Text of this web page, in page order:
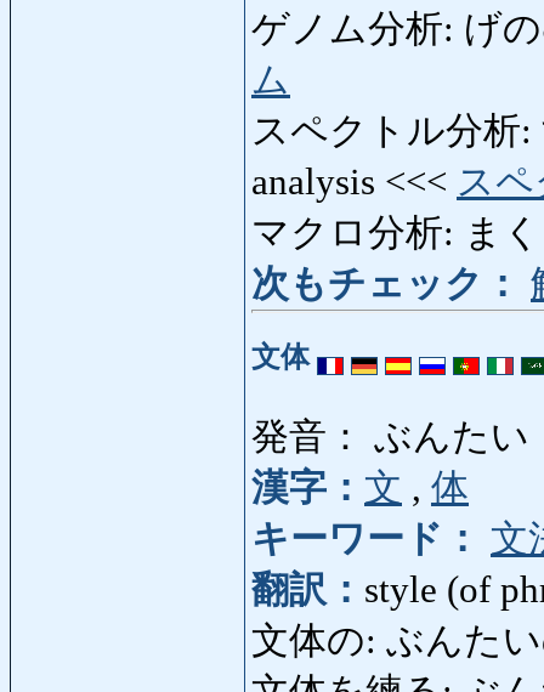
ゲノム分析: げ
ム
スペクトル分析:
analysis <<< ス
マクロ分析: ま
次もチェック：
文体
発音： ぶんたい
漢字： 文 , 体
キーワード：
文
翻訳： style (of
文体の: ぶんた